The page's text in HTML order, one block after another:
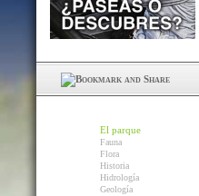
El parque
Fauna
Flora
Historia
Hidrología
Geología